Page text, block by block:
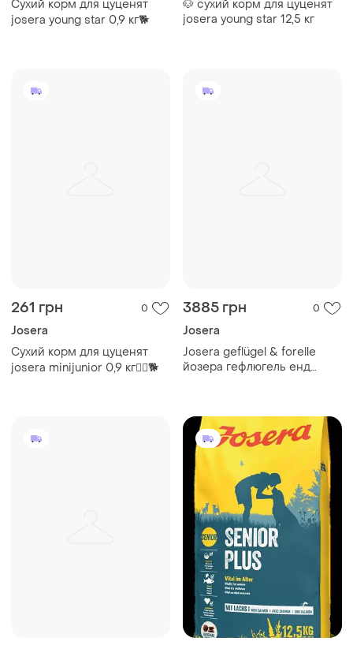
Сухий корм для цуценят
josera young star 0,9 кг🐕
🐶 сухий корм для цуценят
josera young star 12,5 кг
261 грн 0
Josera
Сухий корм для цуценят
josera minijunior 0,9 кг🐕‍🦺🐕
3885 грн 0
Josera
Josera geflügel & forelle
йозера гефлюгель енд